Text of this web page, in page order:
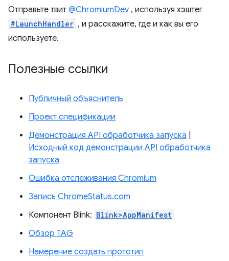
Отправьте твит @ChromiumDev , используя хэштег
#LaunchHandler , и расскажите, где и как вы его
используете.
Полезные ссылки
Публичный объяснитель
Проект спецификации
Демонстрация API обработчика запуска
Исходный код демонстрации API обработчика
запуска
Ошибка отслеживания Chromium
Запись ChromeStatus.com
Компонент Blink: Blink>AppManifest
Обзор TAG
Намерение создать прототип